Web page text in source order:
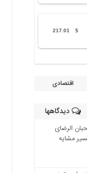
$
217.01
اقتصادی
دیدگاهها
الرضای